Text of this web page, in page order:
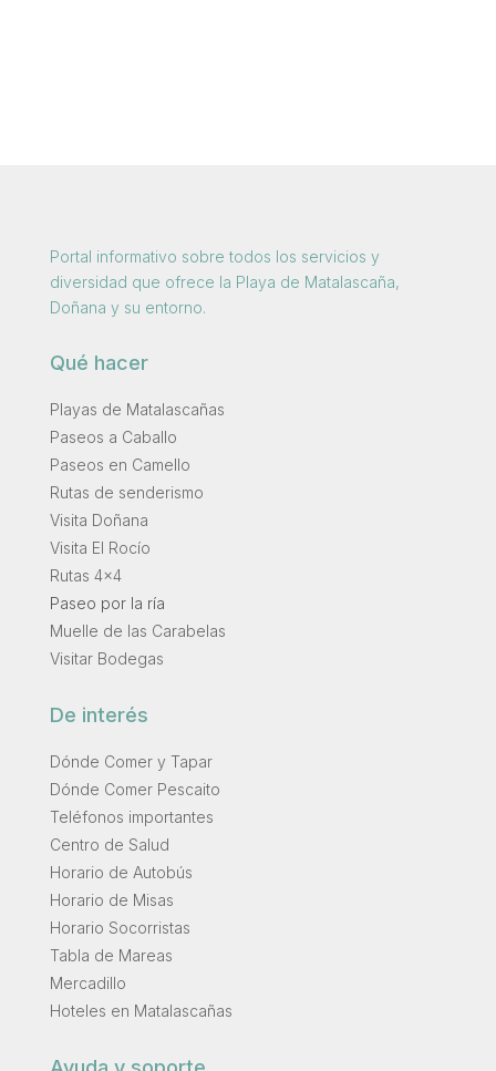
Portal informativo sobre todos los servicios y
diversidad que ofrece la Playa de Matalascaña,
Doñana y su entorno.
Qué hacer
Playas de Matalascañas
Paseos a Caballo
Paseos en Camello
Rutas de senderismo
Visita Doñana
Visita El Rocío
Rutas 4×4
Paseo por la ría
Muelle de las Carabelas
Visitar Bodegas
De interés
Dónde Comer y Tapar
Dónde Comer Pescaito
Teléfonos importantes
Centro de Salud
Horario de Autobús
Horario de Misas
Horario Socorristas
Tabla de Mareas
Mercadillo
Hoteles en Matalascañas